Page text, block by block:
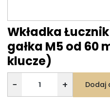
Wkładka
gałka M5 od 60
klucze)
− + Dodaj